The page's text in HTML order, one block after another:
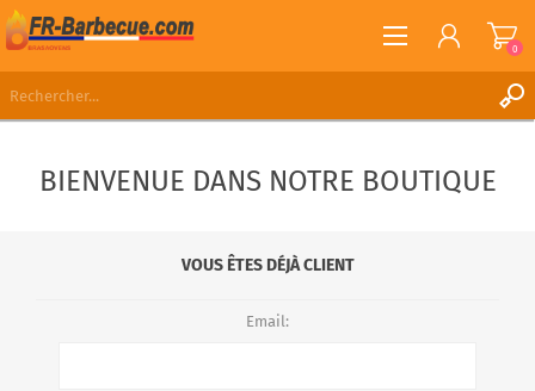
CONNEXION
0
BIENVENUE DANS NOTRE BOUTIQUE
VOUS ÊTES DÉJÀ CLIENT
Email: